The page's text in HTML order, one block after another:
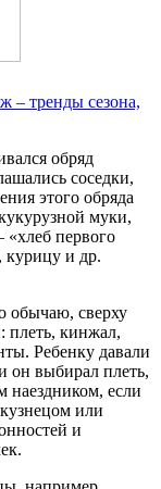
– тренды сезона,
обряд
соседки,
этого обряда
муки,
первого
и др.
обычаю, сверху
плеть, кинжал,
Ребенку давали
он выбирал плеть,
наездником, если
или
и